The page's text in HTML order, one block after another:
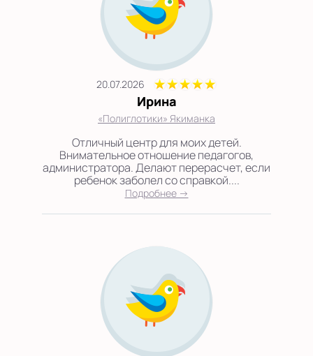
20.07.2026
Ирина
«Полиглотики» Якиманка
Отличный центр для моих детей.
Внимательное отношение педагогов,
администратора. Делают перерасчет, если
ребенок заболел со справкой....
Подробнее →